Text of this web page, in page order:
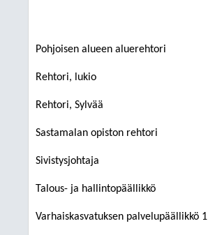
Pohjoisen alueen aluerehtori
Rehtori, lukio
Rehtori, Sylvää
Sastamalan opiston rehtori
Sivistysjohtaja
Talous- ja hallintopäällikkö
Varhaiskasvatuksen palvelupäällikkö 1